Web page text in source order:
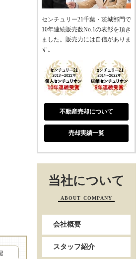
センチュリー21千葉・茨城部門で
10年連続販売数No.1の表彰を頂き
ました。販売力には自信がありま
す。
不動産売却について
売却実績一覧
当社について
ABOUT COMPANY
会社概要
スタッフ紹介